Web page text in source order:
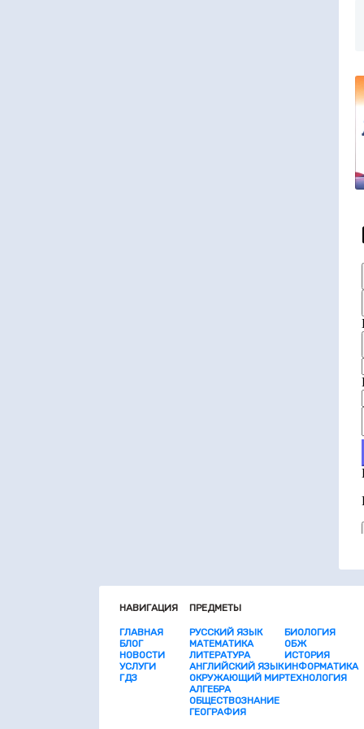
НАВИГАЦИЯ
ГЛАВНАЯ
БЛОГ
НОВОСТИ
УСЛУГИ
ГДЗ
ПРЕДМЕТЫ
РУССКИЙ ЯЗЫК
МАТЕМАТИКА
ЛИТЕРАТУРА
АНГЛИЙСКИЙ ЯЗЫК
ОКРУЖАЮЩИЙ МИР
АЛГЕБРА
ОБЩЕСТВОЗНАНИЕ
ГЕОГРАФИЯ
БИОЛОГИЯ
ОБЖ
ИСТОРИЯ
ИНФОРМАТИКА
ТЕХНОЛОГИЯ